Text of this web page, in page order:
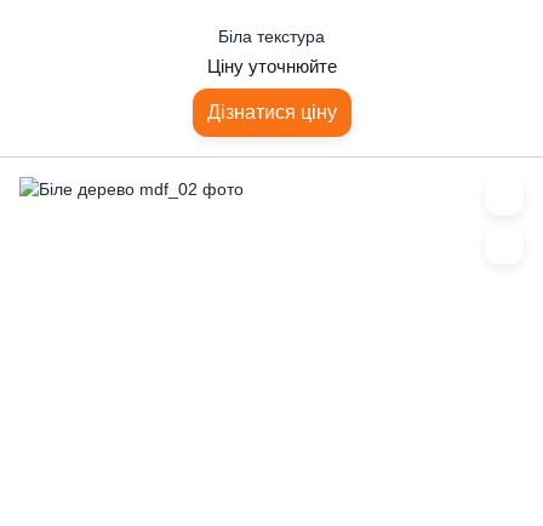
Біла текстура
Ціну уточнюйте
Дізнатися ціну